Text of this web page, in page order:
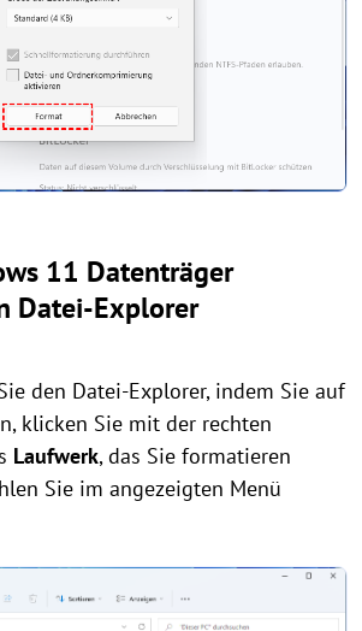
11 Datenträger
Datei-Explorer
den Datei-Explorer, indem Sie auf
klicken Sie mit der rechten
Laufwerk, das Sie formatieren
Sie im angezeigten Menü